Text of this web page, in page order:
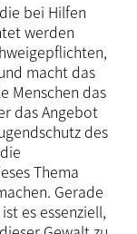
bei Hilfen
werden
macht das
Menschen das
das Angebot
des
Thema
Gerade
es essenziell,